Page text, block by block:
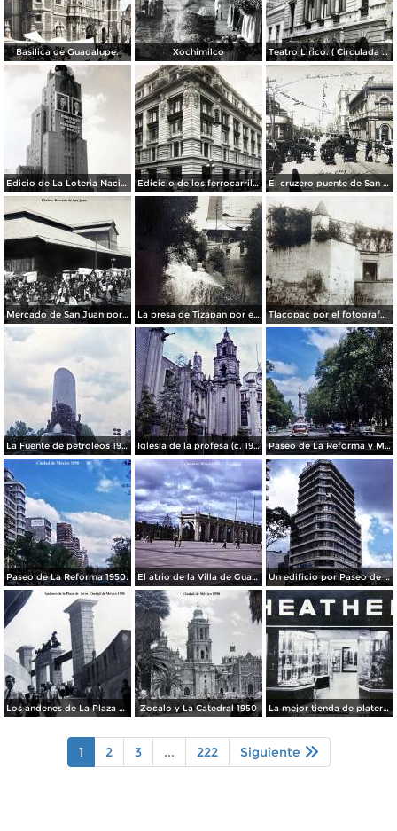
Basilica de Guadalupe. Xochimilco Teatro Lirico. ( Circulada el 1 de Agosto de 1926 ).
Edicio de La Loteria Nacional Ciudad de México Abril de 1964 Edicicio de los ferrocarriles. El cruzero puente de San Francisco y Guardiola por el fotografo Felix Miret.
Mercado de San Juan por el fotografo Felix Miret La presa de Tizapan por el fotografo Fernando Kososky. ( Circulada el 22 de Diembre de 1910 ). Tlacopac por el fotografo Hugo Brehme.
La Fuente de petroleos 1950. Iglesia de la profesa (c. 1950) Paseo de La Reforma y Mto a La Independencia 1950
Paseo de La Reforma 1950. El atrio de la Villa de Guadalupe 1950. Un edificio por Paseo de La Reforma 1950
Los andenes de La Plaza de toros Ciudad de México 1950 Zocalo y La Catedral 1950 La mejor tienda de plateria.
1 2 3 ... 222 Siguiente